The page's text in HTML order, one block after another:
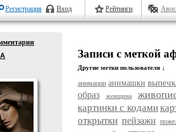
Регистрация Вход Рейтинги
Записи с меткой
Другие метки пользователя ↓
анимации анимашки
образ женщина
картинки с кодами
открытки пейзажи